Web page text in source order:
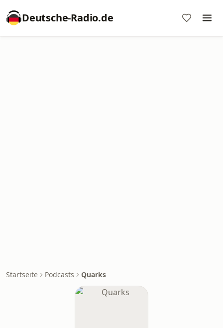
Deutsche-Radio.de
Startseite Podcasts Quarks